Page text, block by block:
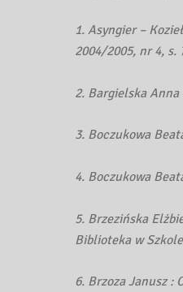
1. Asyngier –
2004/2005, nr 4, s.
2. Bargielska
3. Boczukowa
4. Boczukowa
5. Brzezińska
Biblioteka w
6. Brzoza Janusz :